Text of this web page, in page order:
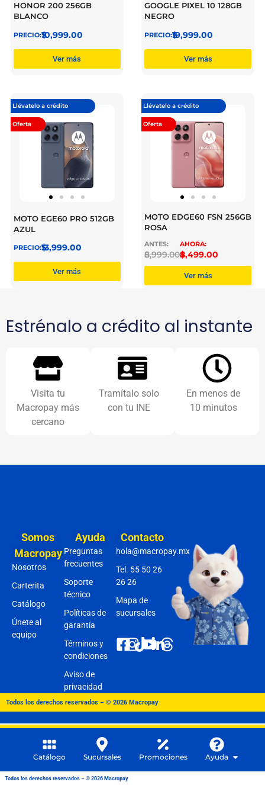
HONOR 200 256GB
BLANCO
$
10,999.00
Ver más
GOOGLE PIXEL 10 128GB
NEGRO
$
19,999.00
Ver más
Llévatelo a crédito
Oferta
MOTO EGE60 PRO 512GB
AZUL
$
13,999.00
Ver más
Llévatelo a crédito
Oferta
MOTO EDGE60 FSN 256GB
ROSA
$
8,999.00$
8,499.00
Ver más
Estrénalo a crédito al instante
Visita tu
Macropay más
cercano
Tramítalo solo
con tu INE
En menos de
10 minutos
Somos
Macropay
Nosotros
Carterita
Catálogo
Únete al
equipo
Ayuda
Preguntas
frecuentes
Soporte
técnico
Políticas de
garantía
Términos y
condiciones
Aviso de
privacidad
Contacto
hola@macropay.mx
Tel. 55 50 26
26 26
Mapa de
sucursales
Todos los derechos reservados – © 2026 Macropay
Catálogo Sucursales Promociones Ayuda
Todos los derechos reservados – © 2026 Macropay